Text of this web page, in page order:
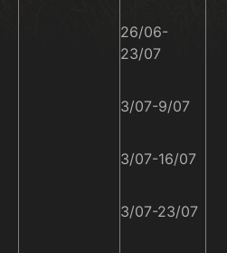
26/06-
23/07
3/07-9/07
3/07-16/07
3/07-23/07